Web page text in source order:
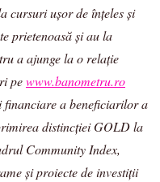
cursuri ușor de înțeles și
prietenoasă și au la
a ajunge la o relație
pewww.banometru.ro
financiare a beneficiarilor a
distincției GOLD la
Community Index,
și proiecte de investiții